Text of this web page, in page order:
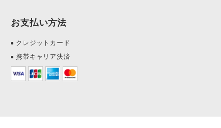
お支払い方法
クレジットカード
携帯キャリア決済